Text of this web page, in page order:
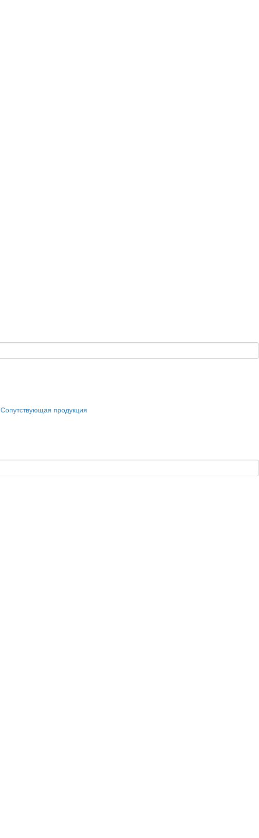
Сопутствующая продукция